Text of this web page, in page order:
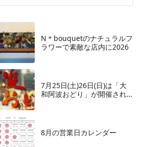
N＊bouquetのナチュラルフ
ラワーで素敵な店内に2026
7月25日(土)26日(日)は「大
和阿波おどり」が開催され
8月の営業日カレンダー